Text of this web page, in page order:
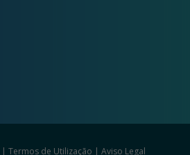
|Termos de Utilização |Aviso Legal